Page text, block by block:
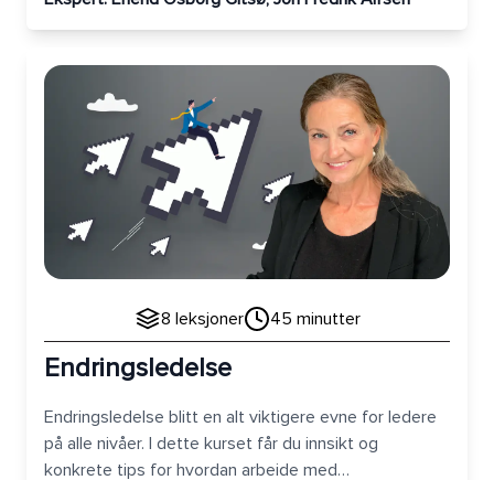
Endringsledelse
8 leksjoner 45 minutter
Endringsledelse
Endringsledelse blitt en alt viktigere evne for ledere
på alle nivåer. I dette kurset får du innsikt og
konkrete tips for hvordan arbeide med